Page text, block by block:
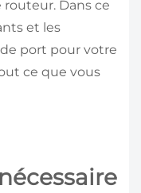
Dans ce
et les
port pour votre
ce que vous